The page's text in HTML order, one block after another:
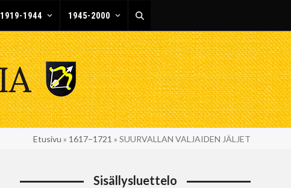
1919-1944 1945-2000
Etusivu » 1617–1721 » SUURVALLAN VALJAIDEN JÄLJET
Sisällysluettelo